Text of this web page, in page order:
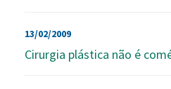
13/02/2009
Cirurgia plástica não é